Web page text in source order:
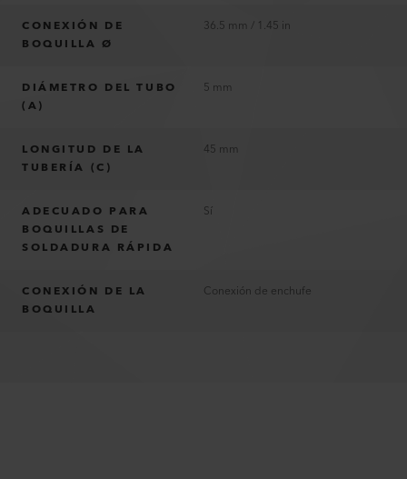
CONEXIÓN DE
BOQUILLA Ø
36.5 mm / 1.45 in
DIÁMETRO DEL TUBO
(A)
5 mm
LONGITUD DE LA
TUBERÍA (C)
45 mm
ADECUADO PARA
BOQUILLAS DE
SOLDADURA RÁPIDA
Sí
CONEXIÓN DE LA
BOQUILLA
Conexión de enchufe